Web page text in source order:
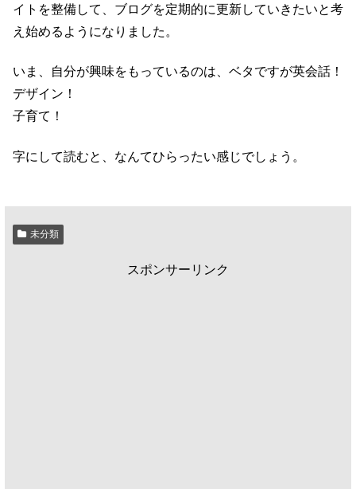
イトを整備して、ブログを定期的に更新していきたいと考
え始めるようになりました。
いま、自分が興味をもっているのは、ベタですが英会話！
デザイン！
子育て！
字にして読むと、なんてひらったい感じでしょう。
未分類
スポンサーリンク